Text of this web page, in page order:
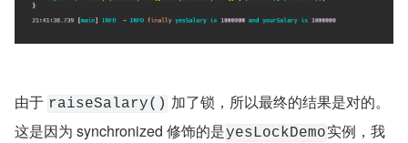
由于 raiseSalary() 加了锁，所以最终的结果是对的。
这是因为 synchronized 修饰的是yesLockDemo实例，我